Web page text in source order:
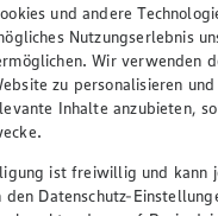
EDEKA Herzstücke
rot, kernlos, Sorte lt.
und andere
Nutzungserlebnis
Wir verwenden
zu personalisieren
Inhalte anzubieten,
ist freiwillig und kann
Datenschutz-